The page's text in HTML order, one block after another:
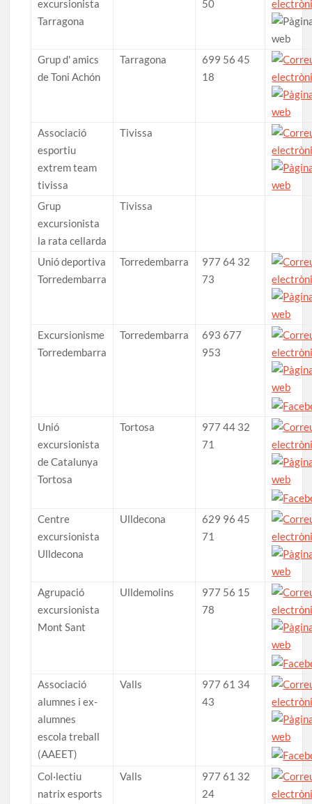
excursionista
Tarragona
50
Grup d' amics
de Toni Achón
Tarragona
699 56 45
18
Associació
esportiu
extrem team
tivissa
Tivissa
Grup
excursionista
la rata cellarda
Tivissa
Unió deportiva
Torredembarra
Torredembarra
977 64 32
73
Excursionisme
Torredembarra
Torredembarra
693 677
953
Unió
excursionista
de Catalunya
Tortosa
Tortosa
977 44 32
71
Centre
excursionista
Ulldecona
Ulldecona
629 96 45
71
Agrupació
excursionista
Mont Sant
Ulldemolins
977 56 15
78
Associació
alumnes i ex-
alumnes
escola treball
(AAEET)
Valls
977 61 34
43
Col·lectiu
natrix esports
Valls
977 61 32
24